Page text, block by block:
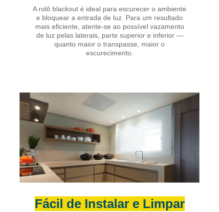
A rolô blackout é ideal para escurecer o ambiente
e bloquear a entrada de luz. Para um resultado
mais eficiente, atente-se ao possível vazamento
de luz pelas laterais, parte superior e inferior —
quanto maior o transpasse, maior o
escurecimento.
Fácil de Instalar e Limpar